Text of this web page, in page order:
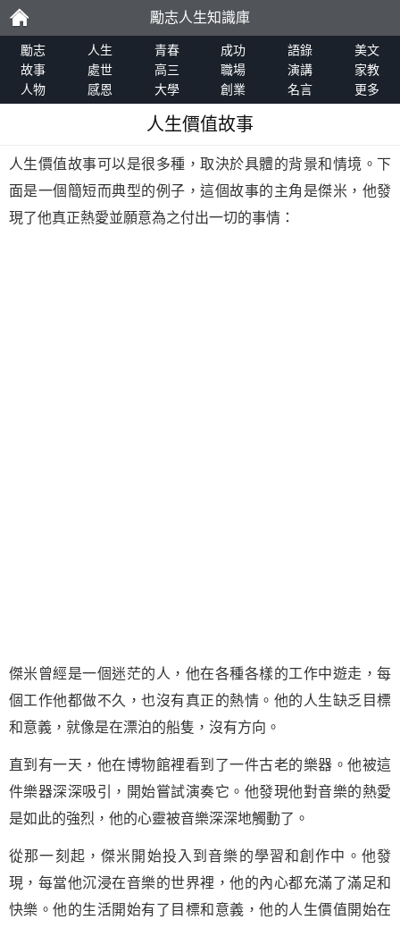
勵
志
勵志人生知識庫
勵志 人生 青春 成功 語錄
美文
故事
處世 高三 職場 演講
家教
人物
感恩 大學 創業 名言 更多
人生價值故事
人生價值故事可以是很多種，取決於具體的背景和情境。下
面是一個簡短而典型的例子，這個故事的主角是傑米，他發
現了他真正熱愛並願意為之付出一切的事情：
傑米曾經是一個迷茫的人，他在各種各樣的工作中遊走，每
個工作他都做不久，也沒有真正的熱情。他的人生缺乏目標
和意義，就像是在漂泊的船隻，沒有方向。
直到有一天，他在博物館裡看到了一件古老的樂器。他被這
件樂器深深吸引，開始嘗試演奏它。他發現他對音樂的熱愛
是如此的強烈，他的心靈被音樂深深地觸動了。
從那一刻起，傑米開始投入到音樂的學習和創作中。他發
現，每當他沉浸在音樂的世界裡，他的內心都充滿了滿足和
快樂。他的生活開始有了目標和意義，他的人生價值開始在